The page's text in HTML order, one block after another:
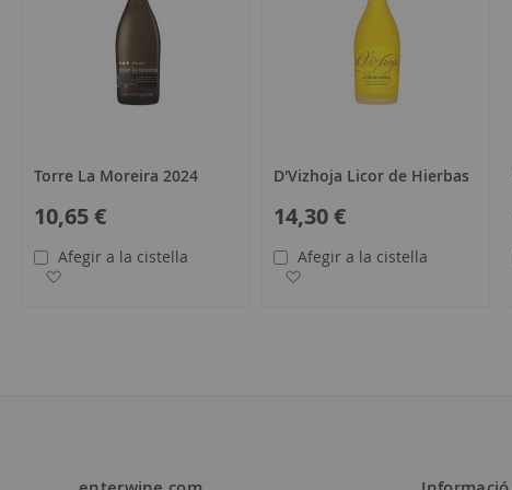
Torre La Moreira 2024
10,65 €
Afegir a la cistella
D'Vizhoja Licor de Hierbas
14,30 €
Afegir a la cistella